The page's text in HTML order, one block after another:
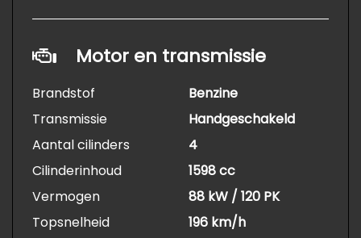
Motor en transmissie
Brandstof
Benzine
Transmissie
Handgeschakeld
Aantal cilinders
4
Cilinderinhoud
1598 cc
Vermogen
88 kW / 120 PK
Topsnelheid
196 km/h